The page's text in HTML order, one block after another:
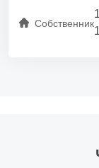
Собственник